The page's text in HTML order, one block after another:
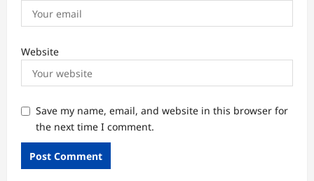
Website
Save my name, email, and website in this browser for
the next time I comment.